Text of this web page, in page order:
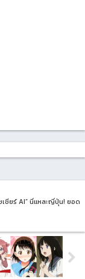
เชียร์ AI” นี่แหละญี่ปุ่น! ยอด